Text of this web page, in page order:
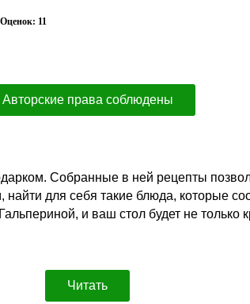
Оценок: 11
Авторские права соблюдены
Собранные в ней рецепты
для себя такие блюда, которые
и ваш стол будет не
Читать